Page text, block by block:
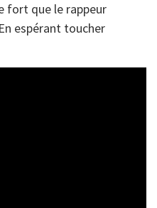
fort que le rappeur
espérant toucher